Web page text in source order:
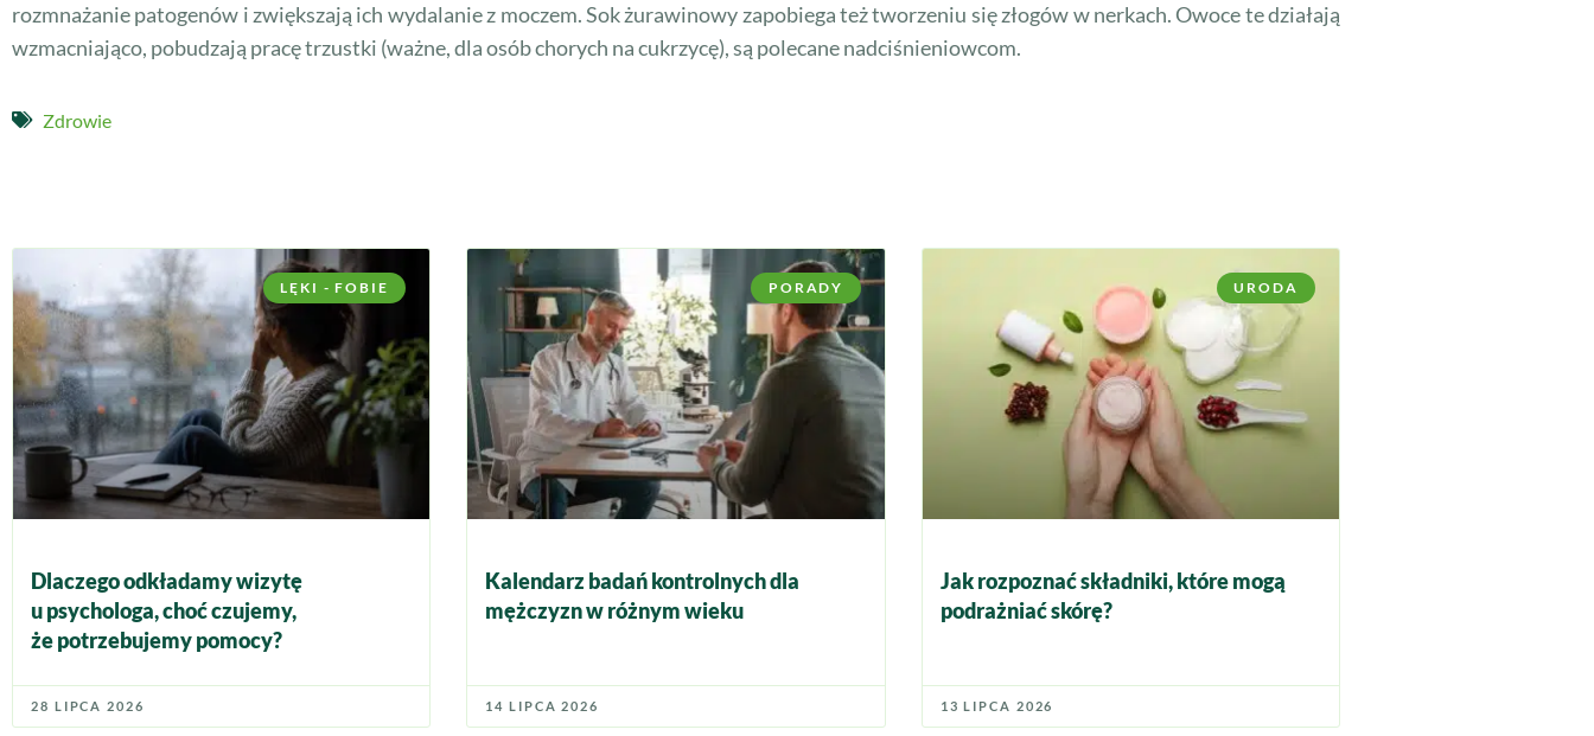
rozmnażanie patogenów i zwiększają ich wydalanie z moczem. Sok żurawinowy zapobiega też tworzeniu się złogów w nerkach. Owoce te działają
wzmacniająco, pobudzają pracę trzustki (ważne, dla osób chorych na cukrzycę), są polecane nadciśnieniowcom.
Zdrowie
LĘKI - FOBIE
Dlaczego odkładamy wizytę
u psychologa, choć czujemy,
że potrzebujemy pomocy?
28 LIPCA 2026
PORADY
Kalendarz badań kontrolnych dla
mężczyzn w różnym wieku
14 LIPCA 2026
URODA
Jak rozpoznać składniki, które mogą
podrażniać skórę?
13 LIPCA 2026